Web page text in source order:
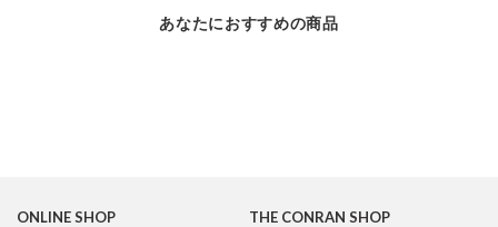
あなたにおすすめの商品
ONLINE SHOP THE CONRAN SHOP